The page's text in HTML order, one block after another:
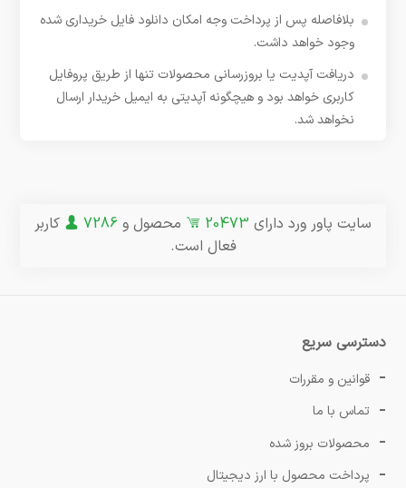
بلافاصله پس از پرداخت وجه امکان دانلود فایل خریداری شده
وجود خواهد داشت.
دریافت آپدیت یا بروزرسانی محصولات تنها از طریق پروفایل
کاربری خواهد بود و هیچگونه آپدیتی به ایمیل خریدار ارسال
نخواهد شد.
سایت پاور ورد دارای 20473 محصول و 7286
کاربر
فعال است.
دسترسی سریع
قوانین و مقررات
تماس با ما
محصولات بروز شده
پرداخت محصول با ارز دیجیتال